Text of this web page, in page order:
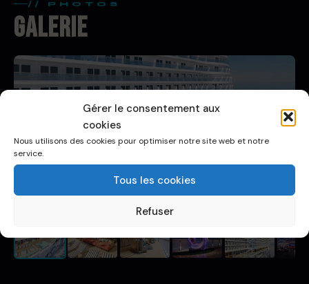
Gérer le consentement aux
cookies
Nous utilisons des cookies pour optimiser notre site web et notre
service.
Tous les cookies
Refuser
// PHOTOS
Galerie